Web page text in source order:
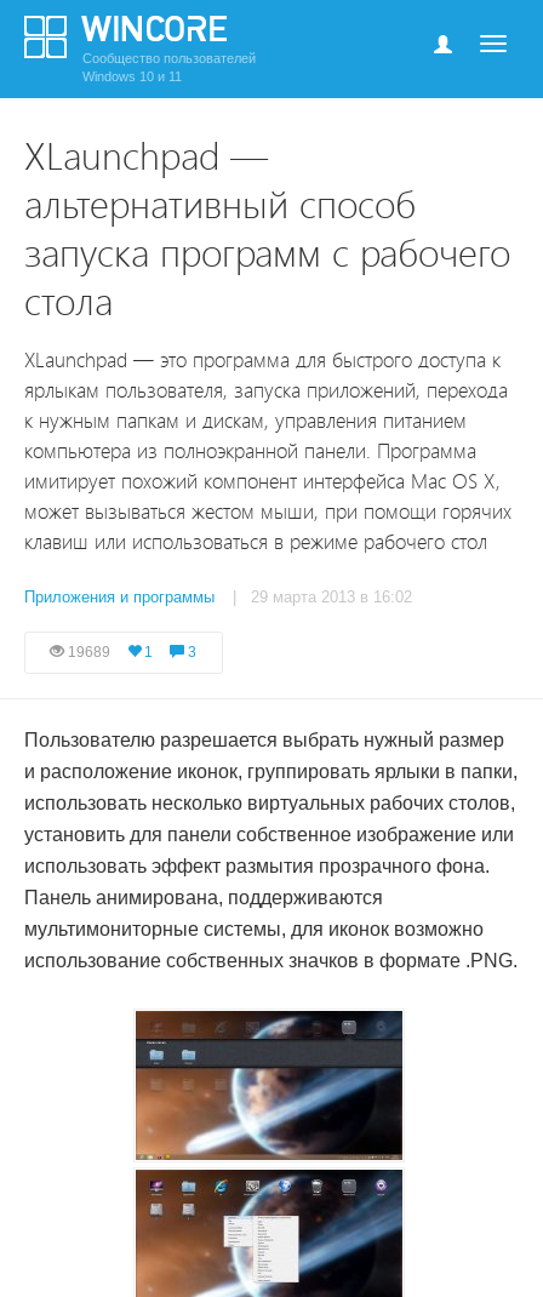
Сообщество пользователей
Windows 10 и 11
XLaunchpad —
альтернативный способ
запуска программ с рабочего
стола
XLaunchpad — это программа для быстрого доступа к
ярлыкам пользователя, запуска приложений, перехода
к нужным папкам и дискам, управления питанием
компьютера из полноэкранной панели. Программа
имитирует похожий компонент интерфейса Mac OS X,
может вызываться жестом мыши, при помощи горячих
клавиш или использоваться в режиме рабочего стол
Приложения и программы | 29 марта 2013 в 16:02
19689 1 3
Пользователю разрешается выбрать нужный размер
и расположение иконок, группировать ярлыки в папки,
использовать несколько виртуальных рабочих столов,
установить для панели собственное изображение или
использовать эффект размытия прозрачного фона.
Панель анимирована, поддерживаются
мультимониторные системы, для иконок возможно
использование собственных значков в формате .PNG.